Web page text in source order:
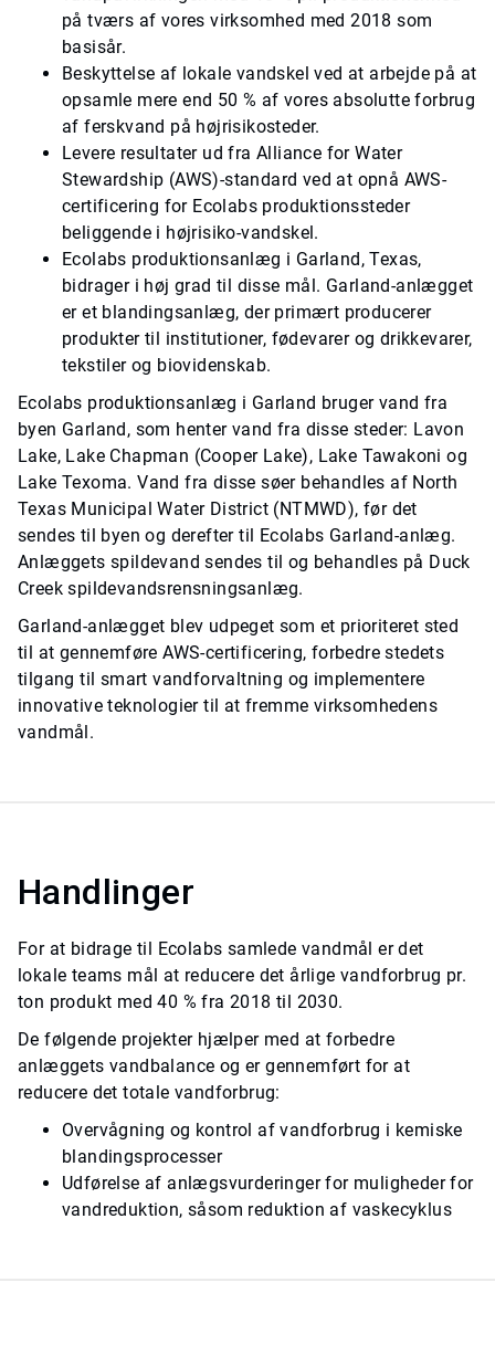
på tværs af vores virksomhed med 2018 som
basisår.
Beskyttelse af lokale vandskel ved at arbejde på at
opsamle mere end 50 % af vores absolutte forbrug
af ferskvand på højrisikosteder.
Levere resultater ud fra Alliance for Water
Stewardship (AWS)-standard ved at opnå AWS-
certificering for Ecolabs produktionssteder
beliggende i højrisiko-vandskel.
Ecolabs produktionsanlæg i Garland, Texas,
bidrager i høj grad til disse mål. Garland-anlægget
er et blandingsanlæg, der primært producerer
produkter til institutioner, fødevarer og drikkevarer,
tekstiler og biovidenskab.
Ecolabs produktionsanlæg i Garland bruger vand fra
byen Garland, som henter vand fra disse steder: Lavon
Lake, Lake Chapman (Cooper Lake), Lake Tawakoni og
Lake Texoma. Vand fra disse søer behandles af North
Texas Municipal Water District (NTMWD), før det
sendes til byen og derefter til Ecolabs Garland-anlæg.
Anlæggets spildevand sendes til og behandles på Duck
Creek spildevandsrensningsanlæg.
Garland-anlægget blev udpeget som et prioriteret sted
til at gennemføre AWS-certificering, forbedre stedets
tilgang til smart vandforvaltning og implementere
innovative teknologier til at fremme virksomhedens
vandmål.
Handlinger
For at bidrage til Ecolabs samlede vandmål er det
lokale teams mål at reducere det årlige vandforbrug pr.
ton produkt med 40 % fra 2018 til 2030.
​​​​​​​De følgende projekter hjælper med at forbedre
anlæggets vandbalance og er gennemført for at
reducere det totale vandforbrug:
Overvågning og kontrol af vandforbrug i kemiske
blandingsprocesser
Udførelse af anlægsvurderinger for muligheder for
vandreduktion, såsom reduktion af vaskecyklus